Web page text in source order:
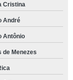
Cristina
André
Antônio
de Menezes